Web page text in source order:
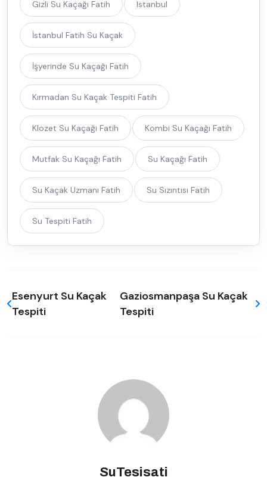
Gizli Su Kaçağı Fatih Istanbul
İstanbul Fatih Su Kaçak
İşyerinde Su Kaçağı Fatih
Kırmadan Su Kaçak Tespiti Fatih
Klozet Su Kaçağı Fatih Kombi Su Kaçağı Fatih
Mutfak Su Kaçağı Fatih Su Kaçağı Fatih
Su Kaçak Uzmanı Fatih Su Sızıntısı Fatih
Su Tespiti Fatih
Esenyurt Su Kaçak
Tespiti
Gaziosmanpaşa Su Kaçak
Tespiti
SuTesisati